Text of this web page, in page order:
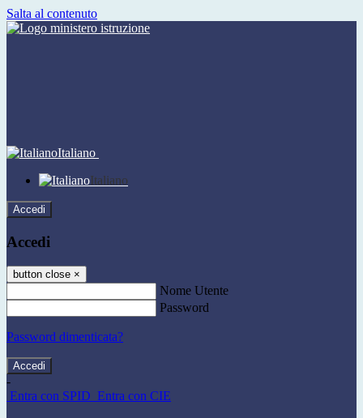
Salta al contenuto
Italiano
Italiano
Accedi
Accedi
button close ×
Nome Utente
Password
Password dimenticata?
-
Entra con SPID Entra con CIE